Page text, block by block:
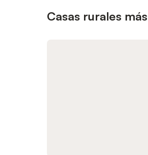
Casas rurales